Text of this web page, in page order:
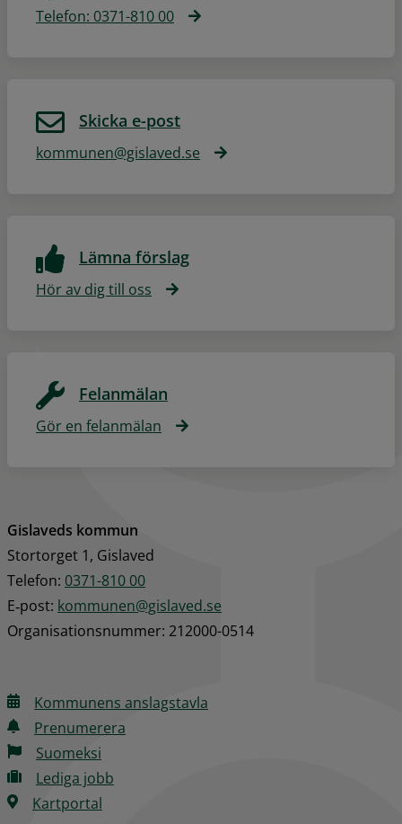
Telefon: 0371-810 00
Skicka e-post
kommunen@gislaved.se
Lämna förslag
Hör av dig till oss
Felanmälan
Gör en felanmälan
Gislaveds kommun
Stortorget 1, Gislaved
Telefon: 0371-810 00
E‑post: kommunen@gislaved.se
Organisationsnummer: 212000-0514
Kommunens anslagstavla
Prenumerera
Suomeksi
Lediga jobb
Kartportal